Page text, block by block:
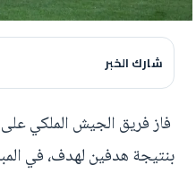
شارك الخبر
فاز فريق الجيش الملكي
بنتيجة هدفين لهدف، في